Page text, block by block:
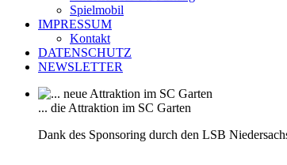
Spielmobil
IMPRESSUM
Kontakt
DATENSCHUTZ
NEWSLETTER
... die Attraktion im SC Garten
Dank des Sponsoring durch den LSB